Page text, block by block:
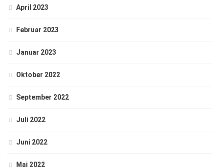
April 2023
Februar 2023
Januar 2023
Oktober 2022
September 2022
Juli 2022
Juni 2022
Mai 2022